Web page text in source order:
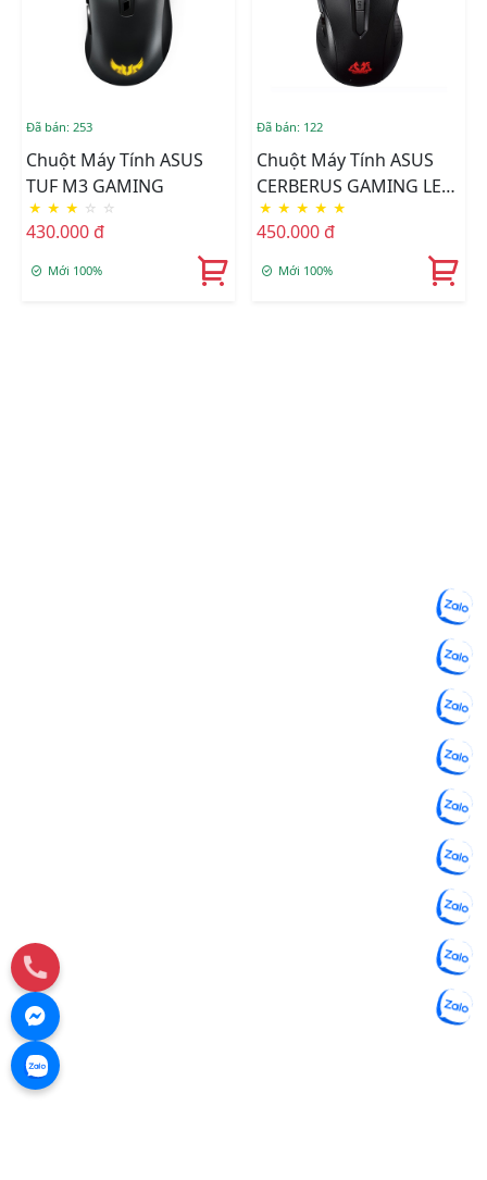
Đã bán: 253
Chuột Máy Tính ASUS
TUF M3 GAMING
★ ★ ★ ☆ ☆
430.000 đ
Mới 100%
Đã bán: 122
Chuột Máy Tính ASUS
CERBERUS GAMING LED
LOGO
★ ★ ★ ★ ★
450.000 đ
Mới 100%